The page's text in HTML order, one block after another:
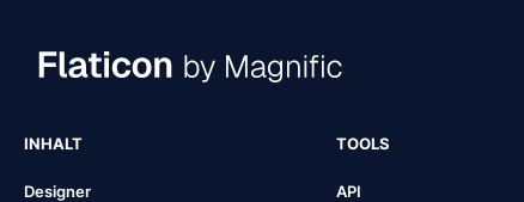
INHALT
Designer
TOOLS
API